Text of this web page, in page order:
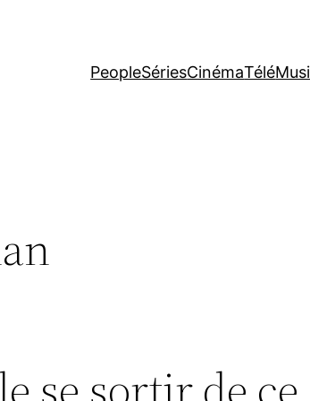
PeopleSériesCinémaTélé